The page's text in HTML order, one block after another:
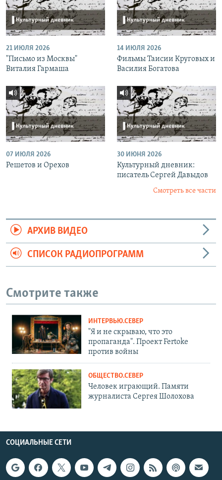
21 ИЮЛЯ 2026
"Письмо из Москвы"
Виталия Гармаша
14 ИЮЛЯ 2026
Фильмы Таисии Круговых и
Василия Богатова
07 ИЮЛЯ 2026
Решетов и Орехов
30 ИЮНЯ 2026
Культурный дневник:
писатель Сергей Давыдов
Смотреть все части
АРХИВ ВИДЕО
СПИСОК РАДИОПРОГРАММ
Смотрите также
ИНТЕРВЬЮ.СЕВЕР
"Я и не скрываю, что это
пропаганда". Проект Fertoke
против войны
ОБЩЕСТВО.СЕВЕР
Человек играющий. Памяти
журналиста Сергея Шолохова
СОЦИАЛЬНЫЕ СЕТИ